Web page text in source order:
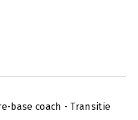
base coach - Transitie